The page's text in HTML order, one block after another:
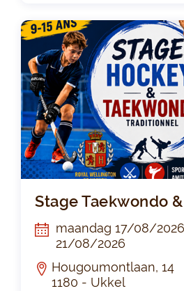
Stage Taekwondo
maandag 17/08/2026
21/08/2026
Hougoumontlaan, 14
1180 - Ukkel